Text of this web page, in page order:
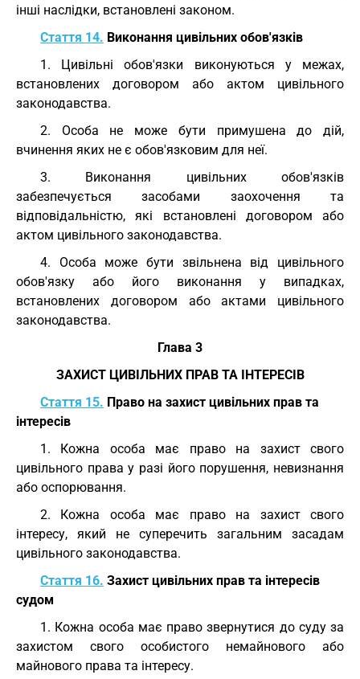
інші наслідки, встановлені законом.
Стаття 14. Виконання цивільних обов'язків
1. Цивільні обов'язки виконуються у межах,
встановлених договором або актом цивільного
законодавства.
2. Особа не може бути примушена до дій,
вчинення яких не є обов'язковим для неї.
3. Виконання цивільних обов'язків
забезпечується засобами заохочення та
відповідальністю, які встановлені договором або
актом цивільного законодавства.
4. Особа може бути звільнена від цивільного
обов'язку або його виконання у випадках,
встановлених договором або актами цивільного
законодавства.
Глава 3
ЗАХИСТ ЦИВІЛЬНИХ ПРАВ ТА ІНТЕРЕСІВ
Стаття 15. Право на захист цивільних прав та
інтересів
1. Кожна особа має право на захист свого
цивільного права у разі його порушення, невизнання
або оспорювання.
2. Кожна особа має право на захист свого
інтересу, який не суперечить загальним засадам
цивільного законодавства.
Стаття 16. Захист цивільних прав та інтересів
судом
1. Кожна особа має право звернутися до суду за
захистом свого особистого немайнового або
майнового права та інтересу.